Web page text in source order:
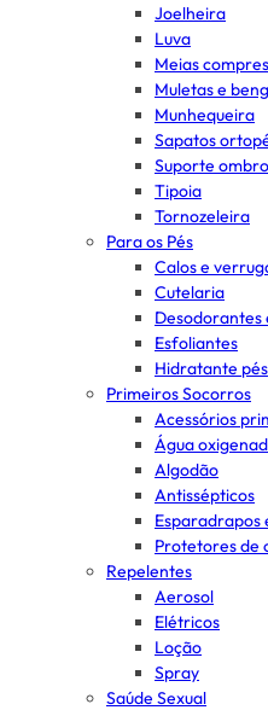
Joelheira
Luva
Meias
Muletas e
Munhequeira
Sapatos
Suporte ombro
Tipoia
Tornozeleira
Para os Pés
Calos e
Cutelaria
Desodorantes
Esfoliantes
Hidratante pés
Primeiros Socorros
Acessórios
Água
Algodão
Antissépticos
Esparadrapos
Protetores de
Repelentes
Aerosol
Elétricos
Loção
Spray
Saúde Sexual